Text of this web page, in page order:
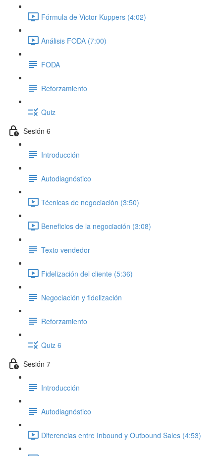
Fórmula de Victor Kuppers (4:02)
Análisis FODA (7:00)
FODA
Reforzamiento
Quiz
Sesión 6
Introducción
Autodiagnóstico
Técnicas de negociación (3:50)
Beneficios de la negociación (3:08)
Texto vendedor
Fidelización del cliente (5:36)
Negociación y fidelización
Reforzamiento
Quiz 6
Sesión 7
Introducción
Autodiagnóstico
Diferencias entre Inbound y Outbound Sales (4:53)